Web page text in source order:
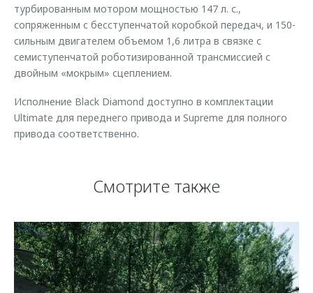
турбированным мотором мощностью 147 л. с.,
сопряженным с бесступенчатой коробкой передач, и 150-
сильным двигателем объемом 1,6 литра в связке с
семиступенчатой роботизированной трансмиссией с
двойным «мокрым» сцеплением.
Исполнение Black Diamond доступно в комплектации
Ultimate для переднего привода и Supreme для полного
привода соответственно.
Смотрите также